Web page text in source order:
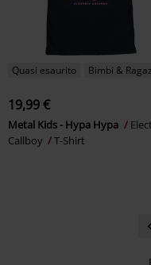
Quasi esaurito Bimbi &
19,99 €
Metal Kids - Hypa Hypa
Callboy
T-Shirt